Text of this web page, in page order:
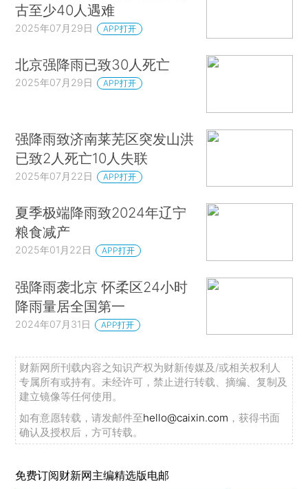
古至少40人遇难
2025年07月29日 APP打开
北京强降雨已致30人死亡
2025年07月29日 APP打开
强降雨致济南莱芜区突发山洪
已致2人死亡10人失联
2025年07月22日 APP打开
夏季极端降雨致2024年辽宁
粮食减产
2025年01月22日 APP打开
强降雨袭北京 怀柔区24小时
降雨量居全国第一
2024年07月31日 APP打开
财新网所刊载内容之知识产权为财新传媒及/或相关权利人
专属所有或持有。未经许可，禁止进行转载、摘编、复制及
建立镜像等任何使用。
如有意愿转载，请发邮件至hello@caixin.com ，获得书面
确认及授权后，方可转载。
免费订阅财新网主编精选版电邮